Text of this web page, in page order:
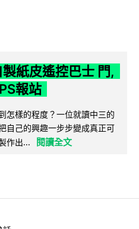
紙皮遙控巴士 門,
報站
怎樣的程度？一位就讀中三的
自己的興趣一步步變成真正可
作出...
閱讀全文